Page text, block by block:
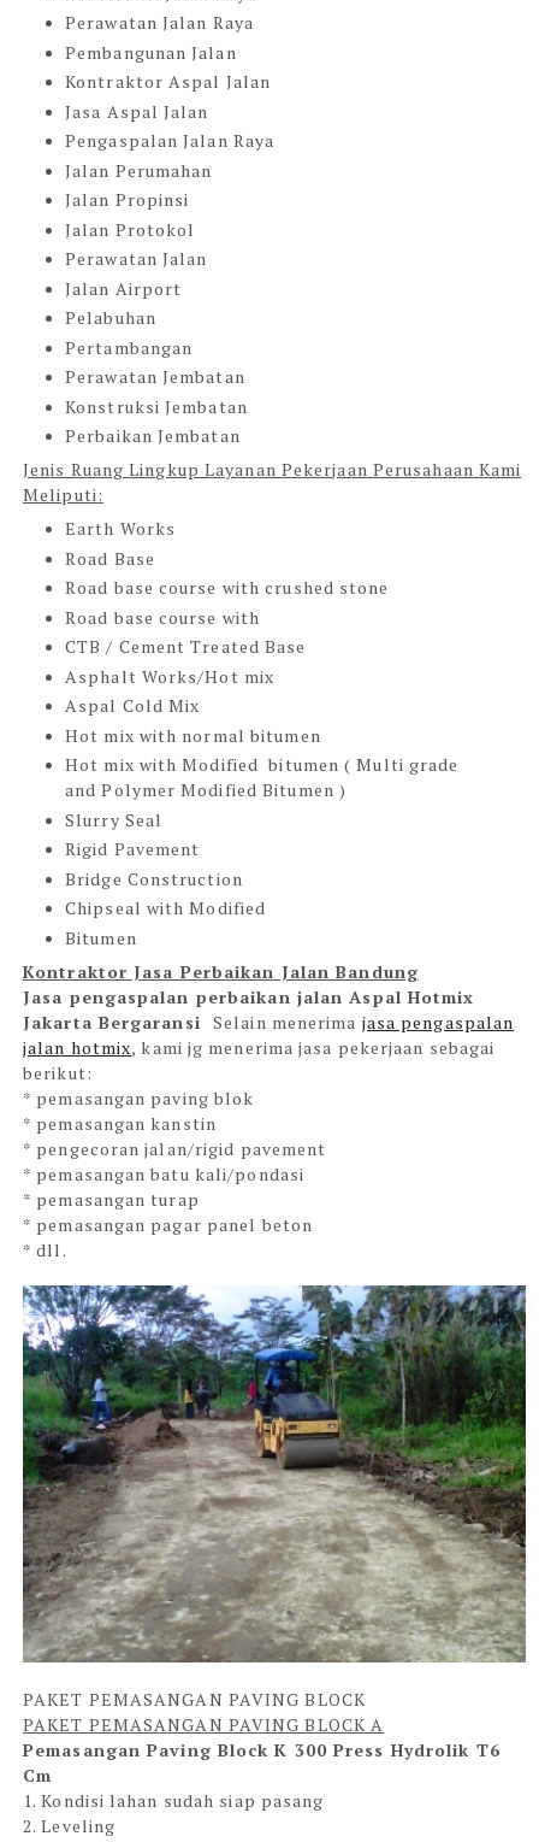
Perawatan Jalan Raya
Pembangunan Jalan
Kontraktor Aspal Jalan
Jasa Aspal Jalan
Pengaspalan Jalan Raya
Jalan Perumahan
Jalan Propinsi
Jalan Protokol
Perawatan Jalan
Jalan Airport
Pelabuhan
Pertambangan
Perawatan Jembatan
Konstruksi Jembatan
Perbaikan Jembatan
Jenis Ruang Lingkup Layanan Pekerjaan Perusahaan Kami
Meliputi:
Earth Works
Road Base
Road base course with crushed stone
Road base course with
CTB / Cement Treated Base
Asphalt Works/Hot mix
Aspal Cold Mix
Hot mix with normal bitumen
Hot mix with Modified bitumen ( Multi grade
and Polymer Modified Bitumen )
Slurry Seal
Rigid Pavement
Bridge Construction
Chipseal with Modified
Bitumen
Kontraktor Jasa Perbaikan Jalan Bandung
Jasa pengaspalan perbaikan jalan Aspal Hotmix
Jakarta BergaransiSelain menerima jasa pengaspalan
jalan hotmix, kami jg menerima jasa pekerjaan sebagai
berikut:
* pemasangan paving blok
* pemasangan kanstin
* pengecoran jalan/rigid pavement
* pemasangan batu kali/pondasi
* pemasangan turap
* pemasangan pagar panel beton
* dll.
PAKET PEMASANGAN PAVING BLOCK
PAKET PEMASANGAN PAVING BLOCK A
Pemasangan Paving Block K 300 Press Hydrolik T6
Cm
1. Kondisi lahan sudah siap pasang
2. Leveling